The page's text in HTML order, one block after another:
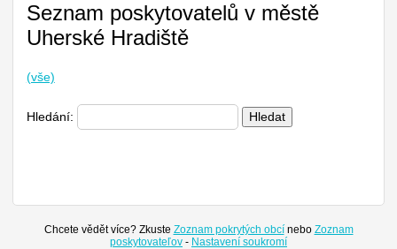
Seznam poskytovatelů v městě
Uherské Hradiště
(vše)
Hledání: Hledat
Chcete vědět více? Zkuste Zoznam pokrytých obcínebo Zoznam
poskytovateľov - Nastavení soukromí